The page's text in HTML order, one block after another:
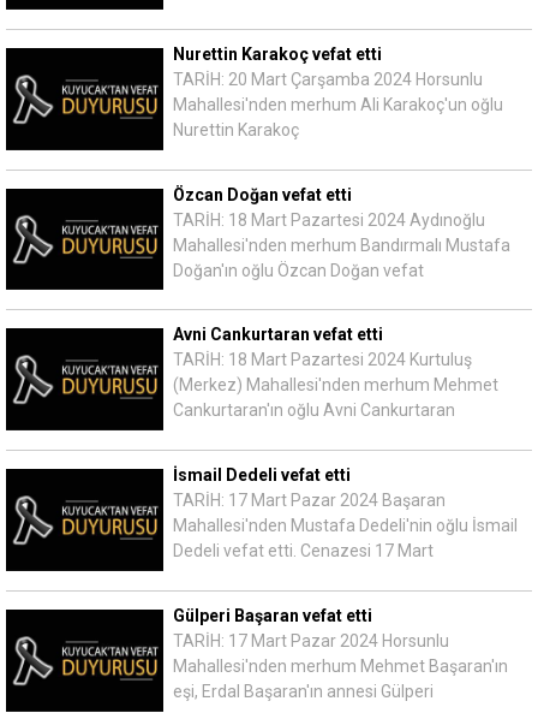
Nurettin Karakoç vefat etti
TARİH: 20 Mart Çarşamba 2024 Horsunlu
Mahallesi'nden merhum Ali Karakoç'un oğlu
Nurettin Karakoç
Özcan Doğan vefat etti
TARİH: 18 Mart Pazartesi 2024 Aydınoğlu
Mahallesi'nden merhum Bandırmalı Mustafa
Doğan'ın oğlu Özcan Doğan vefat
Avni Cankurtaran vefat etti
TARİH: 18 Mart Pazartesi 2024 Kurtuluş
(Merkez) Mahallesi'nden merhum Mehmet
Cankurtaran'ın oğlu Avni Cankurtaran
İsmail Dedeli vefat etti
TARİH: 17 Mart Pazar 2024 Başaran
Mahallesi'nden Mustafa Dedeli'nin oğlu İsmail
Dedeli vefat etti. Cenazesi 17 Mart
Gülperi Başaran vefat etti
TARİH: 17 Mart Pazar 2024 Horsunlu
Mahallesi'nden merhum Mehmet Başaran'ın
eşi, Erdal Başaran'ın annesi Gülperi